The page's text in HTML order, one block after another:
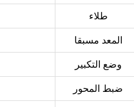
طلاء
المعد مسبقا
وضع التكبير
ضبط المحور